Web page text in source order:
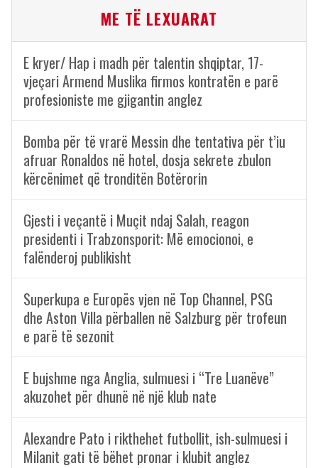
ME TË LEXUARAT
E kryer/ Hap i madh për talentin shqiptar, 17-
vjeçari Armend Muslika firmos kontratën e parë
profesioniste me gjigantin anglez
Bomba për të vrarë Messin dhe tentativa për t’iu
afruar Ronaldos në hotel, dosja sekrete zbulon
kërcënimet që tronditën Botërorin
Gjesti i veçantë i Muçit ndaj Salah, reagon
presidenti i Trabzonsporit: Më emocionoi, e
falënderoj publikisht
Superkupa e Europës vjen në Top Channel, PSG
dhe Aston Villa përballen në Salzburg për trofeun
e parë të sezonit
E bujshme nga Anglia, sulmuesi i “Tre Luanëve”
akuzohet për dhunë në një klub nate
Alexandre Pato i rikthehet futbollit, ish-sulmuesi i
Milanit gati të bëhet pronar i klubit anglez